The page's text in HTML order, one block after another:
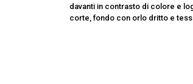
davanti in contrasto di colore e
corte, fondo con orlo dritto e